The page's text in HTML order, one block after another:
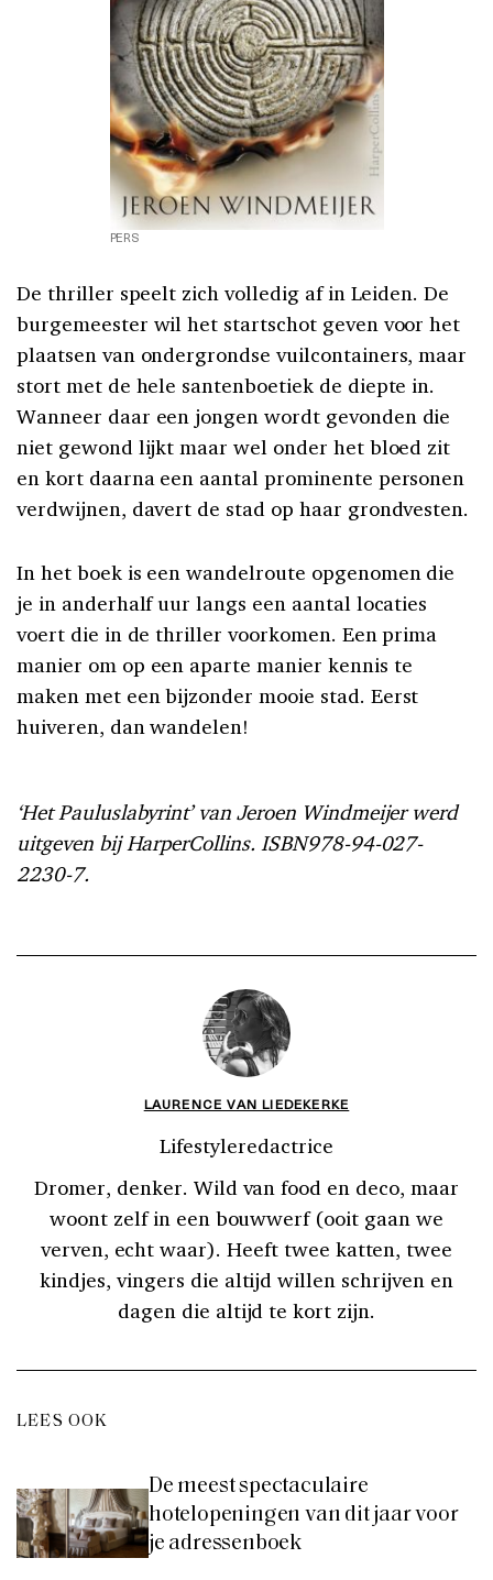
PERS
De thriller speelt zich volledig af in Leiden. De
burgemeester wil het startschot geven voor het
plaatsen van ondergrondse vuilcontainers, maar
stort met de hele santenboetiek de diepte in.
Wanneer daar een jongen wordt gevonden die
niet gewond lijkt maar wel onder het bloed zit
en kort daarna een aantal prominente personen
verdwijnen, davert de stad op haar grondvesten.
In het boek is een wandelroute opgenomen die
je in anderhalf uur langs een aantal locaties
voert die in de thriller voorkomen. Een prima
manier om op een aparte manier kennis te
maken met een bijzonder mooie stad. Eerst
huiveren, dan wandelen!
‘Het Pauluslabyrint’ van Jeroen Windmeijer werd
uitgeven bij HarperCollins. ISBN978-94-027-
2230-7.
LAURENCE VAN LIEDEKERKE
Lifestyleredactrice
Dromer, denker. Wild van food en deco, maar
woont zelf in een bouwwerf (ooit gaan we
verven, echt waar). Heeft twee katten, twee
kindjes, vingers die altijd willen schrijven en
dagen die altijd te kort zijn.
LEES OOK
De meest spectaculaire
hotelopeningen van dit jaar voor
je adressenboek